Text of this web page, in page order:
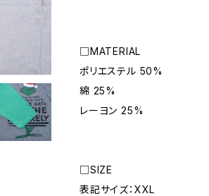
□MATERIAL
ポリエステル 50%
綿 25%
レーヨン 25%
□SIZE
表記サイズ：XXL